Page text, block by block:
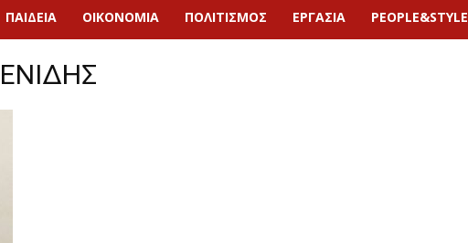
ΠΑΙΔΕΙΑ ΟΙΚΟΝΟΜΙΑ ΠΟΛΙΤΙΣΜΌΣ ΕΡΓΑΣΙΑ PEOPLE&STYLE